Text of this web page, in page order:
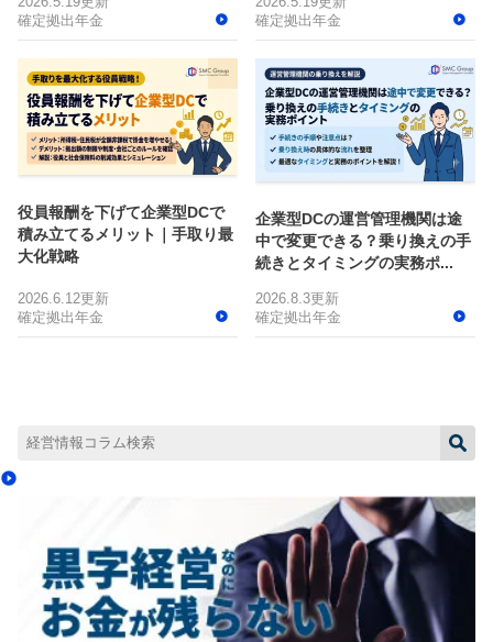
確定拠出年金
確定拠出年金
役員報酬を下げて企業型DCで
積み立てるメリット｜手取り最
大化戦略
2026.6.12更新
確定拠出年金
企業型DCの運営管理機関は途
中で変更できる？乗り換えの手
続きとタイミングの実務ポ...
2026.8.3更新
確定拠出年金